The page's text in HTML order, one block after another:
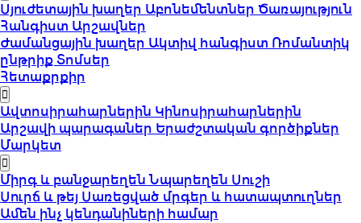
Սյուժետային խաղեր Աբոնեմենտներ Ծառայություն
Հանգիստ Արշավներ
Ժամանցային խաղեր Ակտիվ հանգիստ Ռոմանտիկ
ընթրիք Տոմսեր
Հետաքրքիր
Ավտոսիրահարներին Կինոսիրահարներին
Արշավի պարագաներ Երաժշտական գործիքներ
Մարկետ
Միրգ և բանջարեղենՆպարեղեն Սուշի
Սուրճ և թեյ Սառեցված մրգեր և հատապտուղներ
Ամեն ինչ կենդանիների համար